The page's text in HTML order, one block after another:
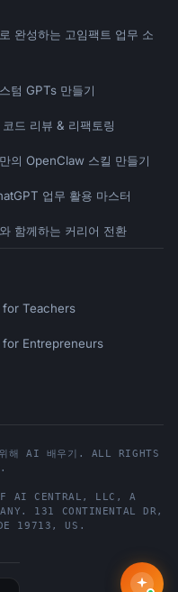
완성하는 고임팩트 업무 소
텀 GPTs 만들기
코드 리뷰 & 리팩토링
의 OpenClaw 스킬 만들기
업무 활용 마스터
함께하는 커리어 전환
for Teachers
for Entrepreneurs
AI 배우기. ALL RIGHTS
AI CENTRAL, LLC , A
131 CONTINENTAL DR,
DE 19713 , US .